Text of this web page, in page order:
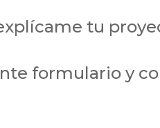
tu
formulario y